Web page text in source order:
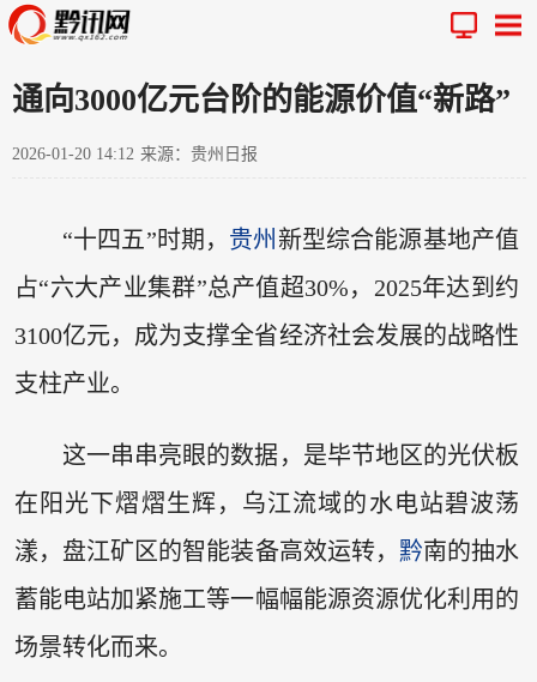
通向3000亿元台阶的能源价值“新路”
2026-01-20 14:12 来源：贵州日报
“十四五”时期， 贵州 新型综合能源基地产值
占“六大产业集群”总产值超30%，2025年达到约
3100亿元，成为支撑全省经济社会发展的战略性
支柱产业。
这一串串亮眼的数据，是毕节地区的光伏板
在阳光下熠熠生辉，乌江流域的水电站碧波荡
漾，盘江矿区的智能装备高效运转， 黔南的抽水
蓄能电站加紧施工等一幅幅能源资源优化利用的
场景转化而来。